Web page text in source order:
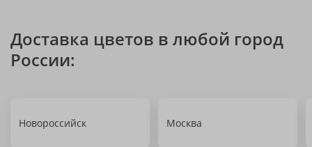
Доставка цветов в любой город
России:
Новороссийск Москва